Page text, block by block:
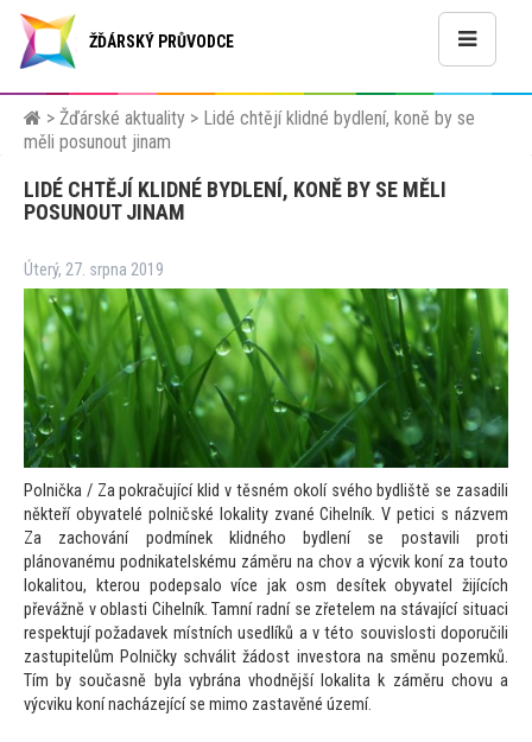
ŽĎÁRSKÝ PRŮVODCE
> Žďárské aktuality > Lidé chtějí klidné bydlení, koně by se
měli posunout jinam
LIDÉ CHTĚJÍ KLIDNÉ BYDLENÍ, KONĚ BY SE MĚLI
POSUNOUT JINAM
Úterý, 27. srpna 2019
Polnička / Za pokračující klid v těsném okolí svého bydliště se zasadili
někteří obyvatelé polničské lokality zvané Cihelník. V petici s názvem
Za zachování podmínek klidného bydlení se postavili proti
plánovanému podnikatelskému záměru na chov a výcvik koní za touto
lokalitou, kterou podepsalo více jak osm desítek obyvatel žijících
převážně v oblasti Cihelník. Tamní radní se zřetelem na stávající situaci
respektují požadavek místních usedlíků a v této souvislosti doporučili
zastupitelům Polničky schválit žádost investora na směnu pozemků.
Tím by současně byla vybrána vhodnější lokalita k záměru chovu a
výcviku koní nacházející se mimo zastavěné území.